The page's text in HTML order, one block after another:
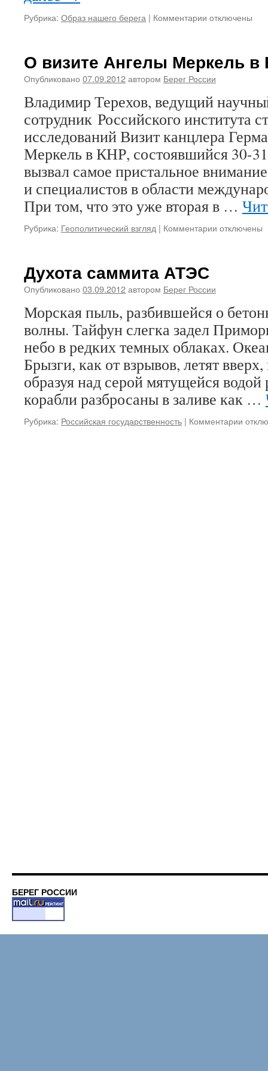
Рубрика: Образ нашего берега | Комментарии к
по
тайге…
отключены
О визите Ангелы Меркель в
Опубликовано 07.09.2012автором Берег России
Владимир Терехов, ведущий
сотрудник Российского института
исследований Визит канцлера
Меркель в КНР, состоявшийся 30-31
вызвал самое пристальное
и специалистов в области
При том, что это уже вторая в …
Рубрика: Геополитический взгляд | Комментарии к
Китай
отключены
Духота саммита АТЭС
Опубликовано 03.09.2012автором Берег России
Морская пыль, разбившейся о
волны. Тайфун слегка задел
небо в редких темных облаках.
Брызги, как от взрывов, летят
образуя над серой мятущейся
корабли разбросаны в заливе как …
Рубрика: Российская государственность | Комментарии к
БЕРЕГ РОССИИ